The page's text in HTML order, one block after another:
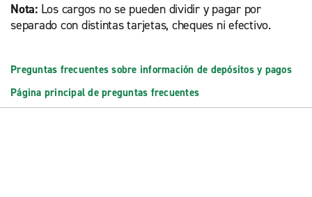
Nota:Los cargos no se pueden dividir y pagar por
separado con distintas tarjetas, cheques ni efectivo.
Preguntas frecuentes sobre información de depósitos y pagos
Página principal de preguntas frecuentes